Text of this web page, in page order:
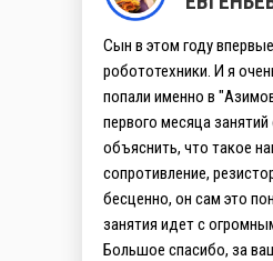
Сын в этом году
робототехники. И я
попали именно в
первого месяца
объяснить, что такое
сопротивление,
бесценно, он сам это
занятия идет с
Большое спасибо, за